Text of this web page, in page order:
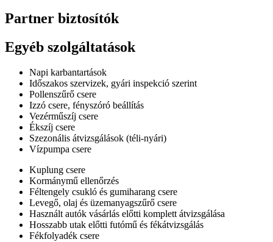
Partner biztosítók
Egyéb szolgáltatások
Napi karbantartások
Időszakos szervizek, gyári inspekció szerint
Pollenszűrő csere
Izzó csere, fényszóró beállítás
Vezérműszíj csere
Ékszíj csere
Szezonális átvizsgálások (téli-nyári)
Vízpumpa csere
Kuplung csere
Kormánymű ellenőrzés
Féltengely csukló és gumiharang csere
Levegő, olaj és üzemanyagszűrő csere
Használt autók vásárlás előtti komplett átvizsgálása
Hosszabb utak előtti futómű és fékátvizsgálás
Fékfolyadék csere